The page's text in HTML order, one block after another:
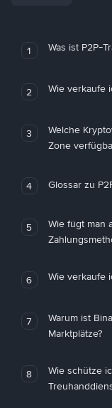
1 Was ist P2P-
2 Wie verkaufe
3
Welche
Zone
4 Glossar zu
5
Wie fügt man
6 Wie verkaufe
7
Warum ist
Marktplätze?
8
Wie schütze